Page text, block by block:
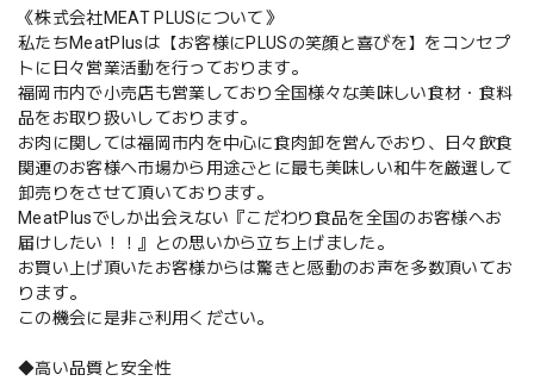
《株式会社MEAT PLUSについて》
私たちMeatPlusは【お客様にPLUSの笑顔と喜びを】をコンセプ
トに日々営業活動を行っております。
福岡市内で小売店も営業しており全国様々な美味しい食材・食料
品をお取り扱いしております。
お肉に関しては福岡市内を中心に食肉卸を営んでおり、日々飲食
関連のお客様へ市場から用途ごとに最も美味しい和牛を厳選して
卸売りをさせて頂いております。
MeatPlusでしか出会えない『こだわり食品を全国のお客様へお
届けしたい！！』との思いから立ち上げました。
お買い上げ頂いたお客様からは驚きと感動のお声を多数頂いてお
ります。
この機会に是非ご利用ください。
◆高い品質と安全性